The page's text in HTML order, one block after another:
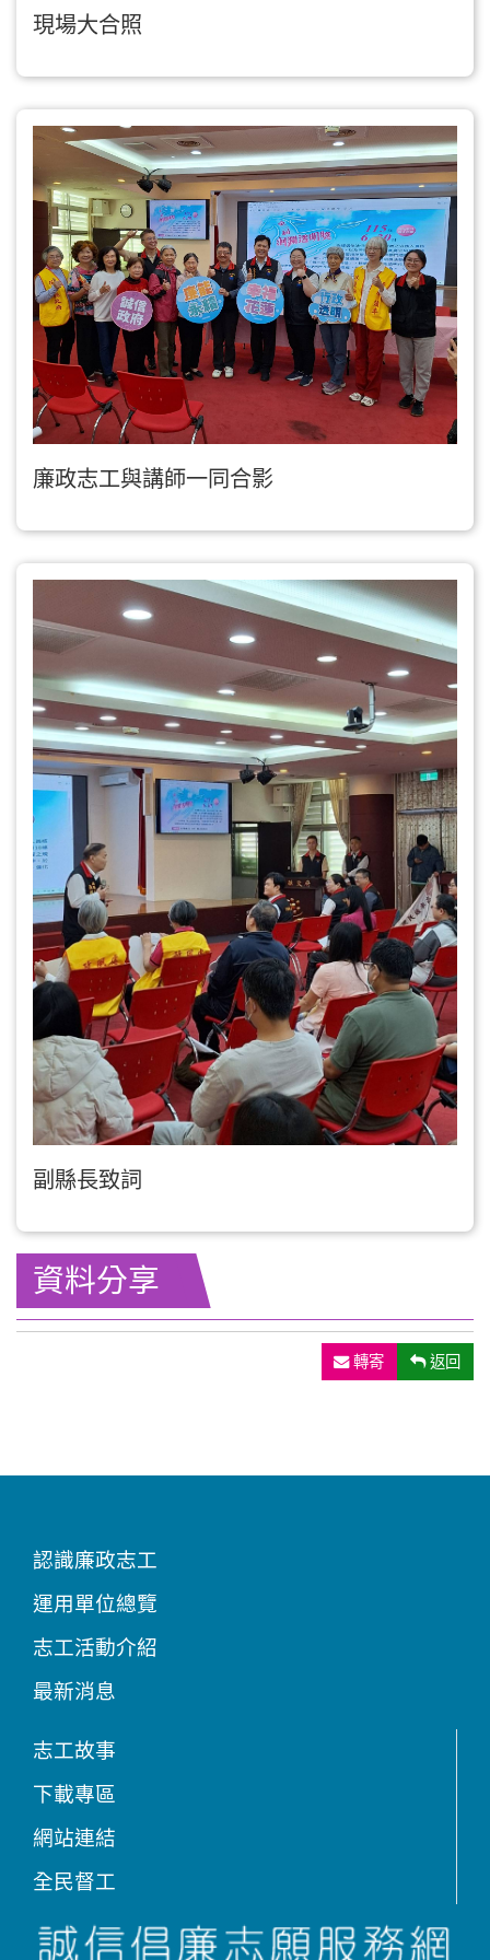
現場大合照
廉政志工與講師一同合影
副縣長致詞
資料分享
轉寄 返回
認識廉政志工
運用單位總覽
志工活動介紹
最新消息
志工故事
下載專區
網站連結
全民督工